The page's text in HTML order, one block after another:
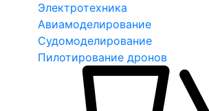
Электротехника
Авиамоделирование
Судомоделирование
Пилотирование дронов